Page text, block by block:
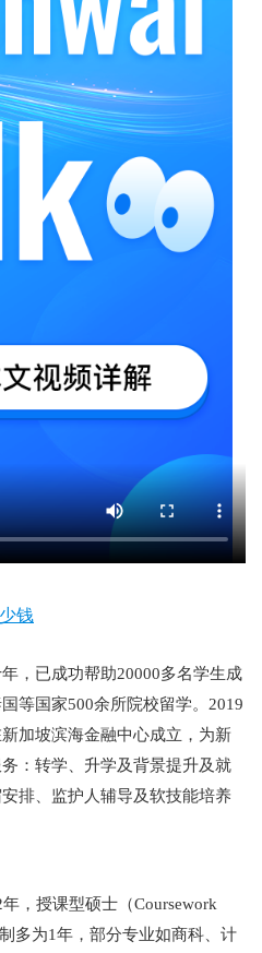
钱
，已成功帮助20000多名学生成
等国家500余所院校留学。2019
加坡滨海金融中心成立，为新
：转学、升学及背景提升及就
排、监护人辅导及软技能培养
，授课型硕士（Coursework
多为1年，部分专业如商科、计